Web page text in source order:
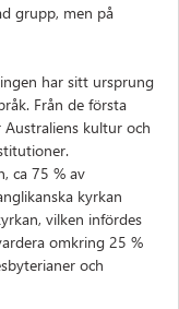
grupp, men på
har sitt ursprung
Från de första
kultur och
ca 75 % av
kyrkan
vilken infördes
omkring 25 %
och